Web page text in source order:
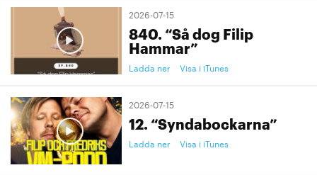
2026-07-15
840. “Så dog Filip
Hammar”
Ladda ner Visa i iTunes
2026-07-15
12. “Syndabockarna”
Ladda ner Visa i iTunes